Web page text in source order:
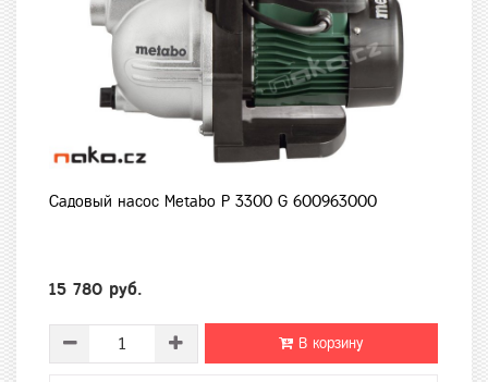
Садовый насос Metabo P 3300 G 600963000
15 780 руб.
В корзину